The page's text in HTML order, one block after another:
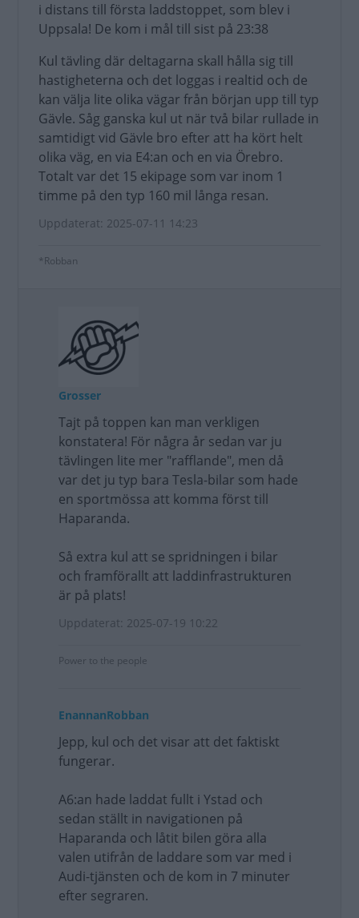
i distans till första laddstoppet, som blev i
Uppsala! De kom i mål till sist på 23:38
Kul tävling där deltagarna skall hålla sig till
hastigheterna och det loggas i realtid och de
kan välja lite olika vägar från början upp till typ
Gävle. Såg ganska kul ut när två bilar rullade in
samtidigt vid Gävle bro efter att ha kört helt
olika väg, en via E4:an och en via Örebro.
Totalt var det 15 ekipage som var inom 1
timme på den typ 160 mil långa resan.
Uppdaterat: 2025-07-11 14:23
*Robban
Grosser
Tajt på toppen kan man verkligen
konstatera! För några år sedan var ju
tävlingen lite mer "rafflande", men då
var det ju typ bara Tesla-bilar som hade
en sportmössa att komma först till
Haparanda.
Så extra kul att se spridningen i bilar
och framförallt att laddinfrastrukturen
är på plats!
Uppdaterat: 2025-07-19 10:22
Power to the people
EnannanRobban
Jepp, kul och det visar att det faktiskt
fungerar.
A6:an hade laddat fullt i Ystad och
sedan ställt in navigationen på
Haparanda och låtit bilen göra alla
valen utifrån de laddare som var med i
Audi-tjänsten och de kom in 7 minuter
efter segraren.